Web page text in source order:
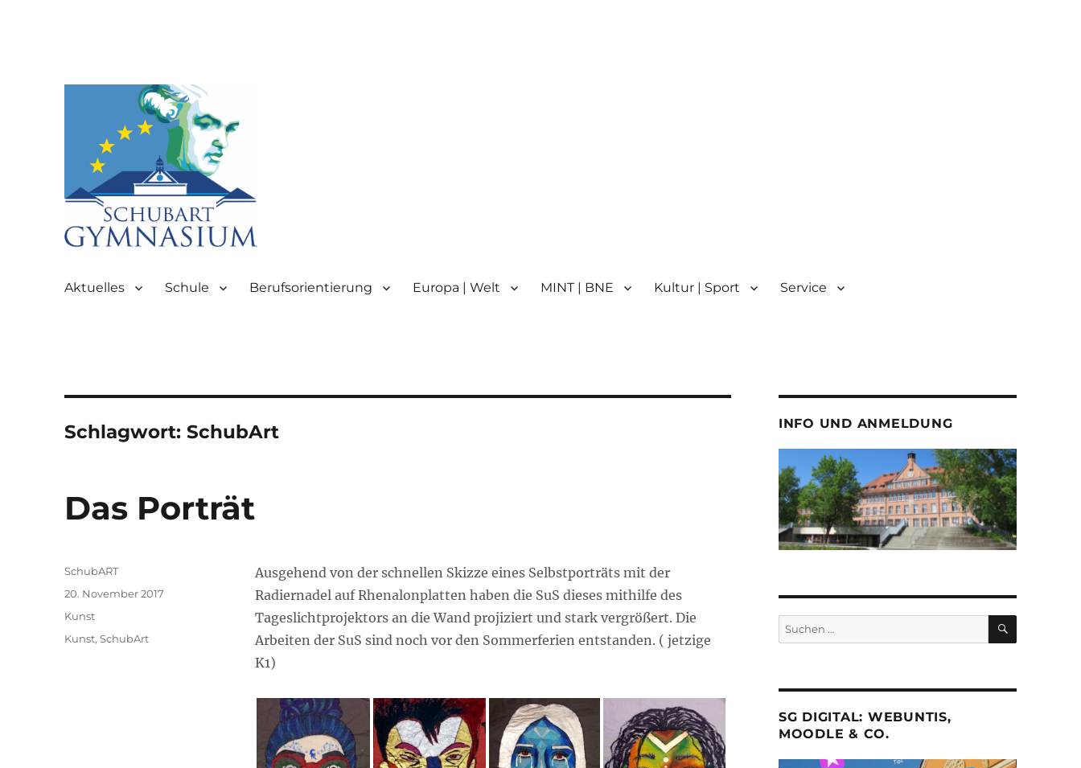
Aalen
Aktuelles Schule Berufsorientierung Europa | Welt MINT | BNE Kultur | Sport Service
Schlagwort:SchubArt
Das Porträt
Ausgehend von der schnellen Skizze eines Selbstporträts mit der
Radiernadel auf Rhenalonplatten haben die SuS dieses mithilfe des
Tageslichtprojektors an die Wand projiziert und stark vergrößert. Die
Arbeiten der SuS sind noch vor den Sommerferien entstanden. ( jetzige
K1)
Autor
SchubART
Veröffentlicht
20. November 2017
Kategorien
Kunst
Schlagwörter
Kunst,SchubArt
INFO UND ANMELDUNG
Suche
nach:
SUCHEN
SG DIGITAL: WEBUNTIS,
MOODLE & CO.